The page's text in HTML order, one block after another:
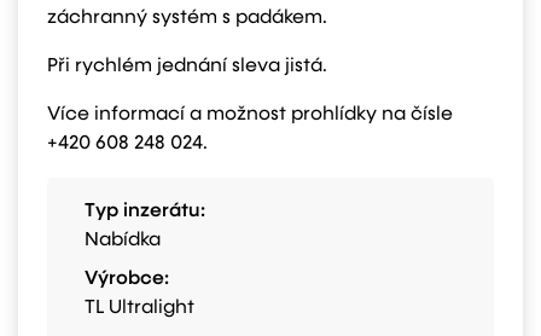
záchranný systém s padákem.
Při rychlém jednání sleva jistá.
Více informací a možnost prohlídky na čísle
+420 608 248 024.
Typ inzerátu:
Nabídka
Výrobce:
TL Ultralight